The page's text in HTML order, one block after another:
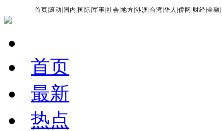
首页 |滚动 国内 国际 |军事 |社会 |地方 |港澳 台湾 |华人 |侨网 财经 |金融 |
首页
最新
热点